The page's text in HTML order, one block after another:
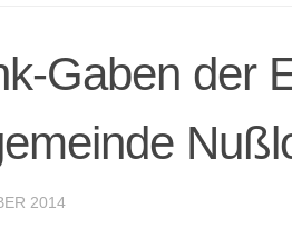
Gaben der
2014